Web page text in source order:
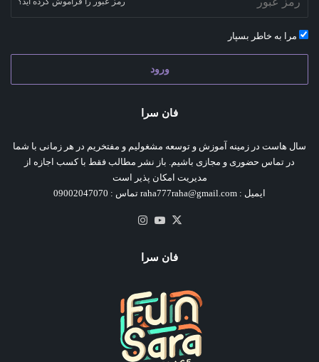
مرا به خاطر بسپار
ورود
فان سرا
سال هاست در زمینه آموزش و توسعه مشغولیم و مفتخریم در هر زمانی با شما
در تماس حضوری و مجازی باشیم. باز نشر مطالب فقط با کسب اجازه از
مدیریت امکان پذیر است
ایمیل : raha777raha@gmail.com تماس : 09002047070
X یوتیوب
فان سرا